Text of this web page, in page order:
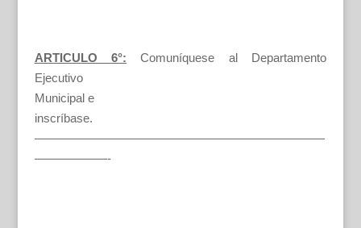
ARTICULO 6°: Comuníquese al Departamento
Ejecutivo
Municipal e
inscríbase.
————————————————————————
——————-